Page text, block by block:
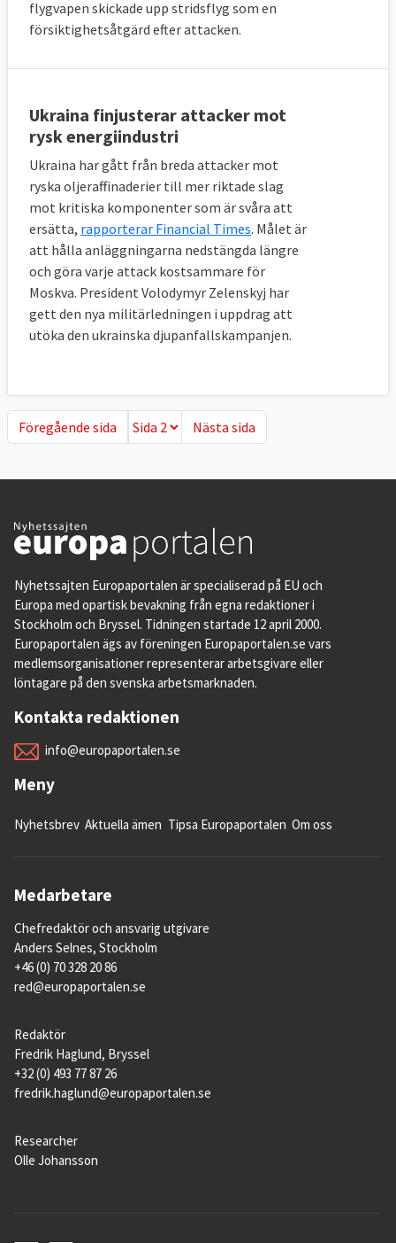
flygvapen skickade upp stridsflyg som en
försiktighetsåtgärd efter attacken.
Ukraina finjusterar attacker mot
rysk energiindustri
Ukraina har gått från breda attacker mot
ryska oljeraffinaderier till mer riktade slag
mot kritiska komponenter som är svåra att
ersätta, rapporterar Financial Times. Målet är
att hålla anläggningarna nedstängda längre
och göra varje attack kostsammare för
Moskva. President Volodymyr Zelenskyj har
gett den nya militärledningen i uppdrag att
utöka den ukrainska djupanfallskampanjen.
Föregående sida
Föregående sida Nästa sida
Nästa sida
Nyhetssajten Europaportalen är specialiserad på EU och
Europa med opartisk bevakning från egna redaktioner i
Stockholm och Bryssel. Tidningen startade 12 april 2000.
Europaportalen ägs av föreningen Europaportalen.se vars
medlemsorganisationer representerar arbetsgivare eller
löntagare på den svenska arbetsmarknaden.
Kontakta redaktionen
info@europaportalen.se
Meny
Nyhetsbrev Aktuella ämen Tipsa Europaportalen Om oss
Medarbetare
Chefredaktör och ansvarig utgivare
Anders Selnes, Stockholm
+46 (0) 70 328 20 86
red@europaportalen.se
Redaktör
Fredrik Haglund, Bryssel
+32 (0) 493 77 87 26
fredrik.haglund@europaportalen.se
Researcher
Olle Johansson